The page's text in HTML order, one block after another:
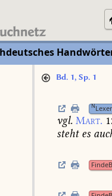
Bd. 1, Sp. 1
NLexer
vgl. Mart.
stehtes
FindeB